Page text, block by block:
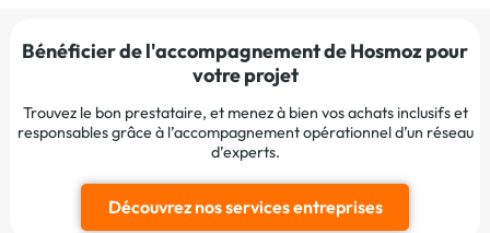
Bénéficier de l'accompagnement de Hosmoz pour
votre projet
Trouvez le bon prestataire, et menez à bien vos achats inclusifs et
responsables grâce à l’accompagnement opérationnel d’un réseau
d’experts.
Découvrez nos services entreprises